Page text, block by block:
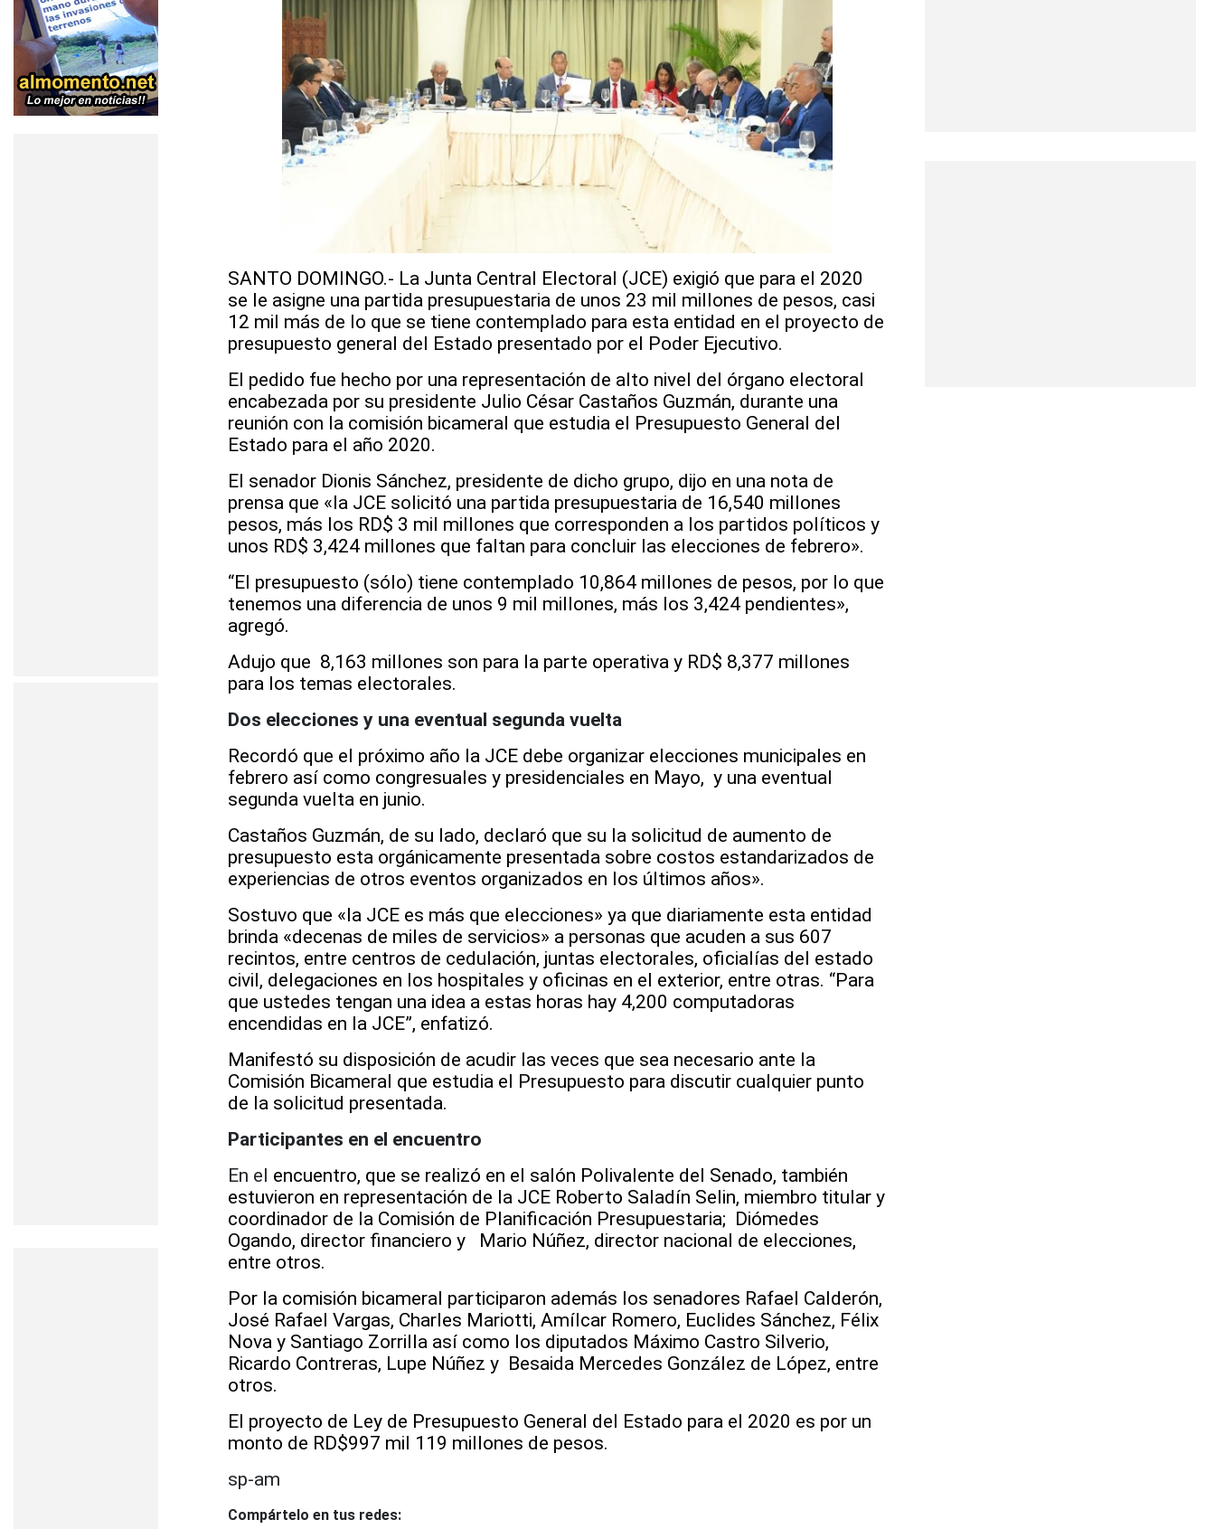
SANTO DOMINGO.- La Junta Central Electoral (JCE) exigió que para el 2020
se le asigne una partida presupuestaria de unos 23 mil millones de pesos, casi
12 mil más de lo que se tiene contemplado para esta entidad en el proyecto de
presupuesto general del Estado presentado por el Poder Ejecutivo.
El pedido fue hecho por una representación de alto nivel del órgano electoral
encabezada por su presidente Julio César Castaños Guzmán, durante una
reunión con la comisión bicameral que estudia el Presupuesto General del
Estado para el año 2020.
El senador Dionis Sánchez, presidente de dicho grupo, dijo en una nota de
prensa que «la JCE solicitó una partida presupuestaria de 16,540 millones
pesos, más los RD$ 3 mil millones que corresponden a los partidos políticos y
unos RD$ 3,424 millones que faltan para concluir las elecciones de febrero».
“El presupuesto (sólo) tiene contemplado 10,864 millones de pesos, por lo que
tenemos una diferencia de unos 9 mil millones, más los 3,424 pendientes»,
agregó.
Adujo que 8,163 millones son para la parte operativa y RD$ 8,377 millones
para los temas electorales.
Dos elecciones y una eventual segunda vuelta
Recordó que el próximo año la JCE debe organizar elecciones municipales en
febrero así como congresuales y presidenciales en Mayo, y una eventual
segunda vuelta en junio.
Castaños Guzmán, de su lado, declaró que su la solicitud de aumento de
presupuesto esta orgánicamente presentada sobre costos estandarizados de
experiencias de otros eventos organizados en los últimos años».
Sostuvo que «la JCE es más que elecciones» ya que diariamente esta entidad
brinda «decenas de miles de servicios» a personas que acuden a sus 607
recintos, entre centros de cedulación, juntas electorales, oficialías del estado
civil, delegaciones en los hospitales y oficinas en el exterior, entre otras. “Para
que ustedes tengan una idea a estas horas hay 4,200 computadoras
encendidas en la JCE”, enfatizó.
Manifestó su disposición de acudir las veces que sea necesario ante la
Comisión Bicameral que estudia el Presupuesto para discutir cualquier punto
de la solicitud presentada.
Participantes en el encuentro
En el encuentro, que se realizó en el salón Polivalente del Senado, también
estuvieron en representación de la JCE Roberto Saladín Selin, miembro titular y
coordinador de la Comisión de Planificación Presupuestaria; Diómedes
Ogando, director financiero y Mario Núñez, director nacional de elecciones,
entre otros.
Por la comisión bicameral participaron además los senadores Rafael Calderón,
José Rafael Vargas, Charles Mariotti, Amílcar Romero, Euclides Sánchez, Félix
Nova y Santiago Zorrilla así como los diputados Máximo Castro Silverio,
Ricardo Contreras, Lupe Núñez y Besaida Mercedes González de López, entre
otros.
El proyecto de Ley de Presupuesto General del Estado para el 2020 es por un
monto de RD$997 mil 119 millones de pesos.
sp-am
Compártelo en tus redes: